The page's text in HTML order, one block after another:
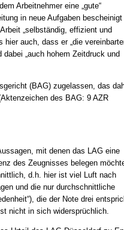
Arbeitnehmer eine „gute“
in neue Aufgaben bescheinigt
„selbständig, effizient und
auch, dass er „die
„auch hohem Zeitdruck und
(BAG) zugelassen, das
des BAG: 9 AZR
mit denen das LAG eine
des Zeugnisses belegen
d.h. hier ist viel Luft nach
und die nur durchschnittliche
die der Note drei
nicht in sich widersprüchlich.